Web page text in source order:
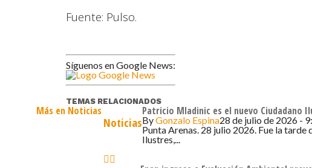
Fuente: Pulso.
Síguenos en Google News:
TEMAS RELACIONADOS
Más en Noticias
Noticias
Patricio Mladinic es el nuevo Ciudadano
ByGonzalo Espina28 de julio de 2026 -
Punta Arenas. 28 julio 2026. Fue la tarde
Ilustres,...